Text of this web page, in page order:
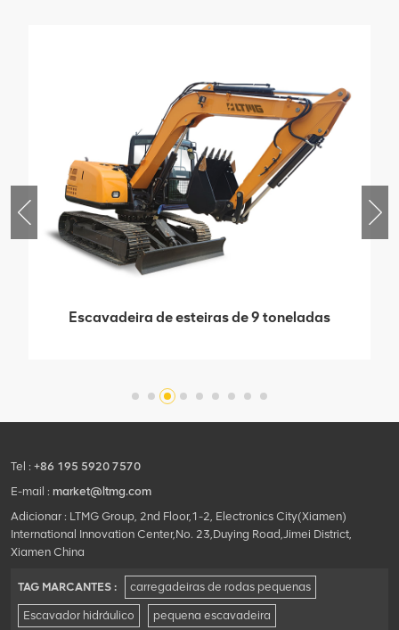
Escavadeira de esteiras de 9 toneladas
Tel : +86 195 5920 7570
E-mail : market@ltmg.com
Adicionar : LTMG Group, 2nd Floor,1-2, Electronics City(Xiamen)
International Innovation Center,No. 23,Duying Road,Jimei District,
Xiamen China
TAG MARCANTES : carregadeiras de rodas pequenas
Escavador hidráulico pequena escavadeira